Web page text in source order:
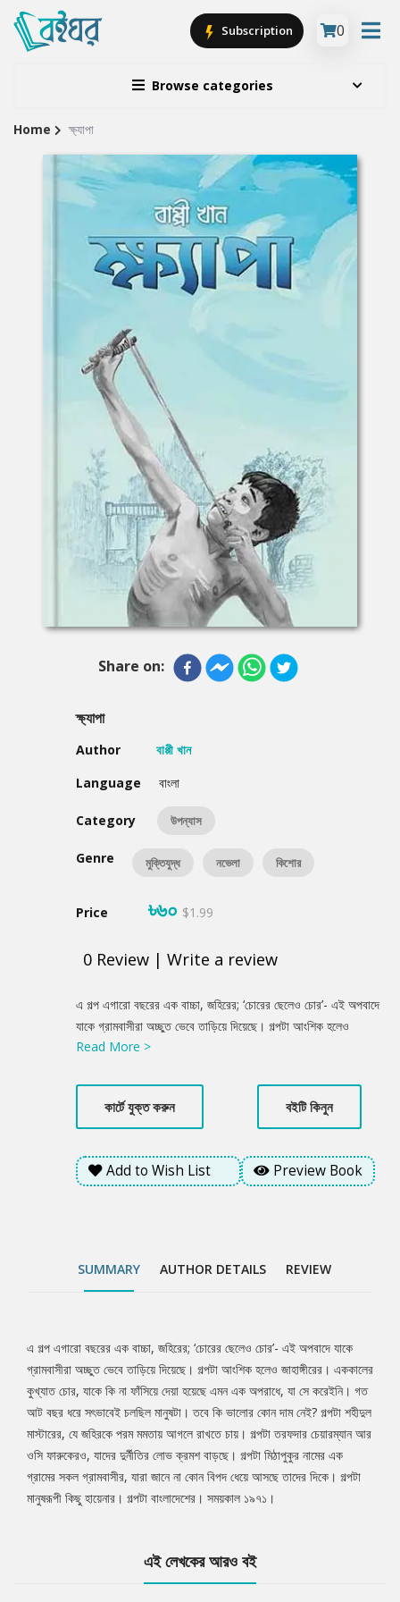
Browse categories
Subscription 0
Site
Breadcrumb
Home ক্ষ্যাপা
Share on:
ক্ষ্যাপা
Author
বাপ্পী খান
Language
বাংলা
Category উপন্যাস
Genre মুক্তিযুদ্ধ নভেলা কিশোর
Price ৳৬০ $1.99
0 Review | Write a review
Summery
এ গল্প এগারো বছরের এক বাচ্চা, জহিরের; ‘চোরের ছেলেও চোর’- এই অপবাদে
যাকে গ্রামবাসীরা অচ্ছুত ভেবে তাড়িয়ে দিয়েছে। গল্পটা আংশিক হলেও
জাহাঙ্গীরের। এককালের কুখ্যাত চোর, যাকে কি না ফাঁসিয়ে দেয়া হয়েছে এমন
তবে কি ভালোর কোন দাম নেই? গল্পটা শহীদুল মাস্টারের, যে জহিরকে পরম
মমতায় আগলে রাখতে চায়। গল্পটা তরফদার চেয়ারম্যান আর ওসি ফারুকেরও,
যাদের দুর্নীতির লোভ ক্রমশ বাড়ছে। গল্পটা মিঠাপুকুর নামের এক গ্রামের সকল
গ্রামবাসীর, যারা জানে না কোন বিপদ ধেয়ে আসছে তাদের দিকে। গল্পটা
মানুষরূপী কিছু হায়েনার। গল্পটা বাংলাদেশের। সময়কাল ১৯৭১।
Read More >
কার্টে যুক্ত করুন বইটি কিনুন
Add to Wish List Preview Book
SUMMARY AUTHOR DETAILS REVIEW
Tab
Article
এ গল্প এগারো বছরের এক বাচ্চা, জহিরের; ‘চোরের ছেলেও চোর’- এই অপবাদে যাকে
গ্রামবাসীরা অচ্ছুত ভেবে তাড়িয়ে দিয়েছে। গল্পটা আংশিক হলেও জাহাঙ্গীরের। এককালের
কুখ্যাত চোর, যাকে কি না ফাঁসিয়ে দেয়া হয়েছে এমন এক অপরাধে, যা সে করেইনি। গত
আট বছর ধরে সৎভাবেই চলছিল মানুষটা। তবে কি ভালোর কোন দাম নেই? গল্পটা শহীদুল
মাস্টারের, যে জহিরকে পরম মমতায় আগলে রাখতে চায়। গল্পটা তরফদার চেয়ারম্যান আর
ওসি ফারুকেরও, যাদের দুর্নীতির লোভ ক্রমশ বাড়ছে। গল্পটা মিঠাপুকুর নামের এক
গ্রামের সকল গ্রামবাসীর, যারা জানে না কোন বিপদ ধেয়ে আসছে তাদের দিকে। গল্পটা
মানুষরূপী কিছু হায়েনার। গল্পটা বাংলাদেশের। সময়কাল ১৯৭১।
এই লেখকের আরও বই